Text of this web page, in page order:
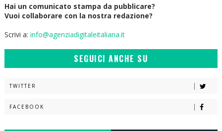
Hai un comunicato stampa da pubblicare?
Vuoi collaborare con la nostra redazione?
Scrivi a: info@agenziadigitaleitaliana.it
SEGUICI ANCHE SU
TWITTER
FACEBOOK